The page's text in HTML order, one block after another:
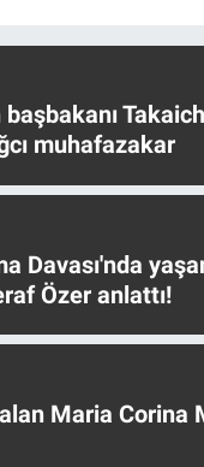
başbakanı
muhafazakar
Davası'nda
Özer anlattı!
Maria Corina